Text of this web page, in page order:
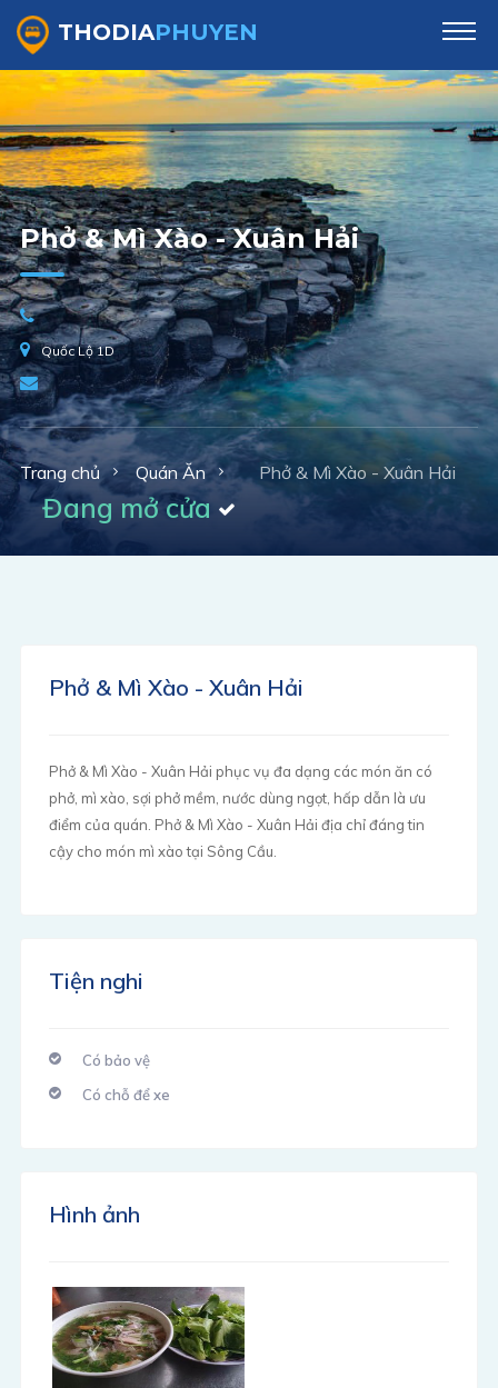
THODIAPHUYEN
Phở & Mì Xào - Xuân Hải
Quốc Lộ 1D
Trang chủ Quán Ăn Phở & Mì Xào - Xuân Hải
Đang mở cửa
Phở & Mì Xào - Xuân Hải
Phở & Mì Xào - Xuân Hải phục vụ đa dạng các món ăn có
phở, mì xào, sợi phở mềm, nước dùng ngọt, hấp dẫn là ưu
điểm của quán. Phở & Mì Xào - Xuân Hải địa chỉ đáng tin
cậy cho món mì xào tại Sông Cầu.
Tiện nghi
Có bảo vệ
Có chỗ để xe
Hình ảnh